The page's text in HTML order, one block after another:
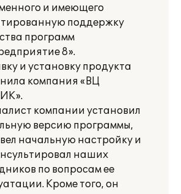
и имеющего
поддержку
программ
8».
и установку продукта
компания «ВЦ
компании установил
версию программы,
начальную настройку и
наших
по вопросам ее
Кроме того, он